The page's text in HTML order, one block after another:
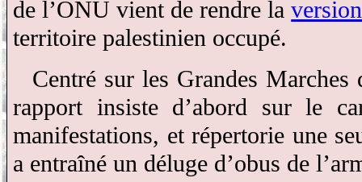
de l’ONU vient de rendre la
territoire palestinien occupé.
Centré sur les Grandes
rapport insiste d’abord sur le
manifestations, et répertorie une
a entraîné un déluge d’obus de